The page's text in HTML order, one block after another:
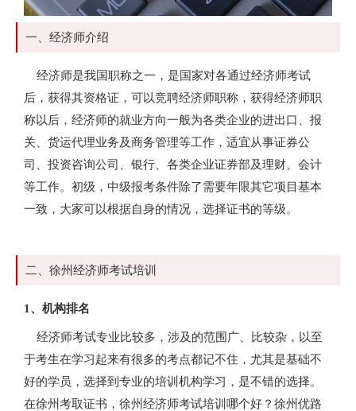
一、经济师介绍
经济师是我国职称之一，是国家对各通过经济师考试
后，获得其资格证，可以竞聘经济师职称，获得经济师职
称以后，经济师的就业方向一般为各类企业的进出口、报
关、货运代理业务及商务管理等工作，适宜从事证券公
司、投资咨询公司、银行、各类企业证券部及理财、会计
等工作。初级，中级报考条件除了需要年限其它项目基本
一致，大家可以根据自身的情况，选择证书的等级。
二、徐州经济师考试培训
1、机构排名
经济师考试专业比较多，涉及的范围广、比较杂，以至
于考生在学习起来有很多的考点都记不住，尤其是基础不
好的学员，选择到专业的培训机构学习，是不错的选择。
在徐州考取证书，徐州经济师考试培训哪个好？徐州优路